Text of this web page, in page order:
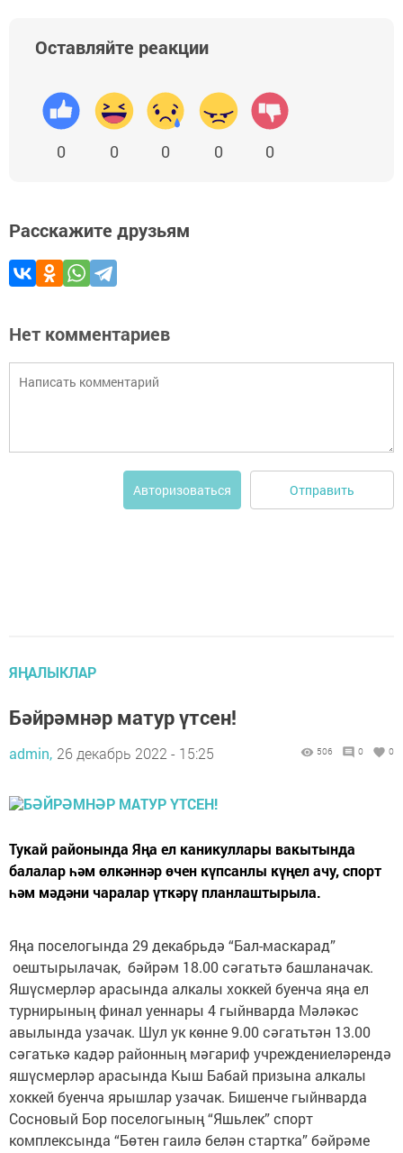
Оставляйте реакции
0 0 0 0 0
Расскажите друзьям
Нет комментариев
Авторизоваться Отправить
ЯҢАЛЫКЛАР
Бәйрәмнәр матур үтсен!
admin, 26 декабрь 2022 - 15:25 506 0 0
Тукай районында Яңа ел каникуллары вакытында
балалар һәм өлкәннәр өчен күпсанлы күңел ачу, спорт
һәм мәдәни чаралар үткәрү планлаштырыла.
Яңа поселогында 29 декабрьдә “Бал-маскарад”
оештырылачак, бәйрәм 18.00 сәгатьтә башланачак.
Яшүсмерләр арасында алкалы хоккей буенча яңа ел
турнирының финал уеннары 4 гыйнварда Мәләкәс
авылында узачак. Шул ук көнне 9.00 сәгатьтән 13.00
сәгатькә кадәр районның мәгариф учреждениеләрендә
яшүсмерләр арасында Кыш Бабай призына алкалы
хоккей буенча ярышлар узачак. Бишенче гыйнварда
Сосновый Бор поселогының “Яшьлек” спорт
комплексында “Бөтен гаилә белән стартка” бәйрәме